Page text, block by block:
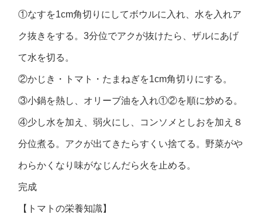
①なすを1cm角切りにしてボウルに入れ、水を入れア
ク抜きをする。3分位でアクが抜けたら、ザルにあげ
て水を切る。
②かじき・トマト・たまねぎを1cm角切りにする。
③小鍋を熱し、オリーブ油を入れ①②を順に炒める。
④少し水を加え、弱火にし、コンソメとしおを加え８
分位煮る。アクが出てきたらすくい捨てる。野菜がや
わらかくなり味がなじんだら火を止める。
完成
【トマトの栄養知識】